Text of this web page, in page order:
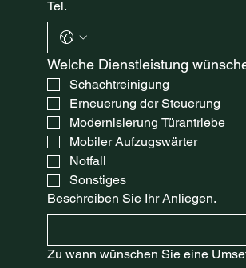
Tel.
Welche Dienstleistung
Schachtreinigung
Erneuerung der Steuerung
Modernisierung Türantriebe
Mobiler Aufzugswärter
Notfall
Sonstiges
Beschreiben Sie Ihr Anliegen.
Zu wann wünschen Sie eine